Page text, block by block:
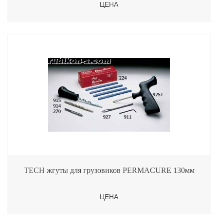
ЦЕНА
TECH жгуты для грузовиков PERMACURE 130мм
ЦЕНА